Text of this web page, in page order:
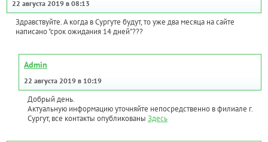
22 августа 2019 в 08:13
Здравствуйте. А когда в Сургуте будут, то уже два месяца на сайте
написано "срок ожидания 14 дней"???
Admin
22 августа 2019 в 10:19
Добрый день.
Актуальную информацию уточняйте непосредственно в филиале г.
Сургут, все контакты опубликованы Здесь